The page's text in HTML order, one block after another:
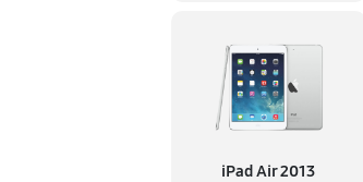
iPad Air 2013